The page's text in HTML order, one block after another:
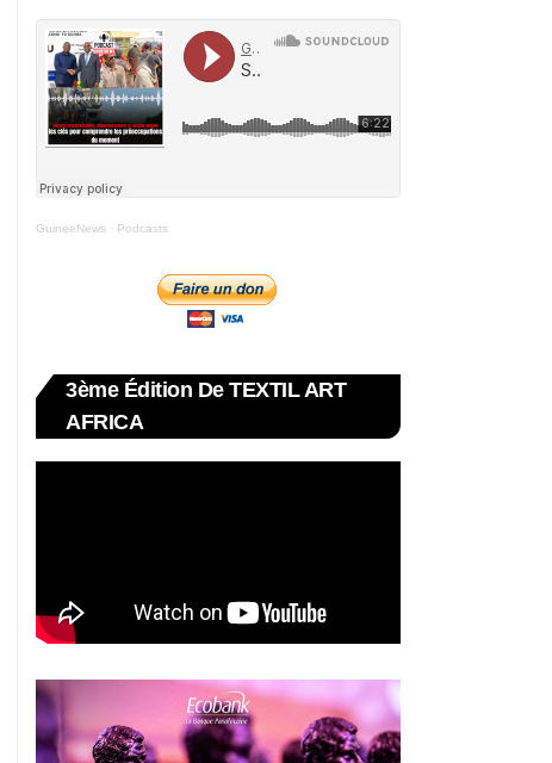
GuineeNews · Podcasts
3ème Édition De TEXTIL ART
AFRICA